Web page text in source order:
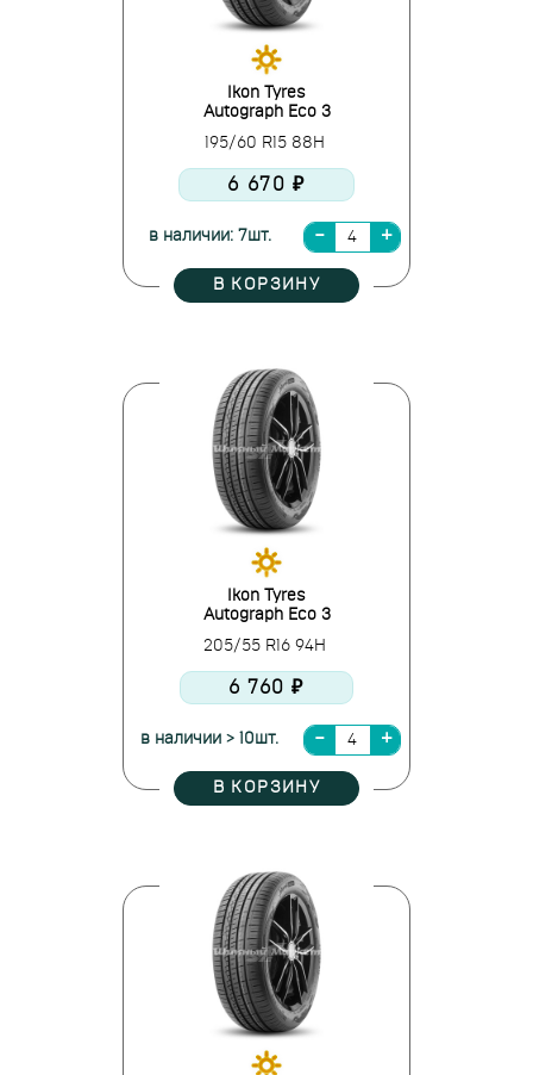
Ikon Tyres
Autograph Eco 3
195/60 R15 88H
6 670 ₽
в наличии: 7шт.
В КОРЗИНУ
Ikon Tyres
Autograph Eco 3
205/55 R16 94H
6 760 ₽
в наличии > 10шт.
В КОРЗИНУ